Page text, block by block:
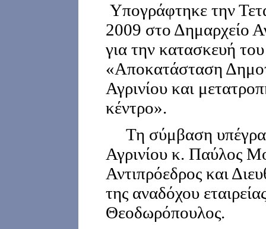
Υπογράφτηκε την
2009 στο Δημαρχείο
για την κατασκευή
«Αποκατάσταση
Αγρινίου και
κέντρο».
Τη σύμβαση
Αγρινίου κ. Παύλος
Αντιπρόεδρος και
της αναδόχου
Θεοδωρόπουλος.